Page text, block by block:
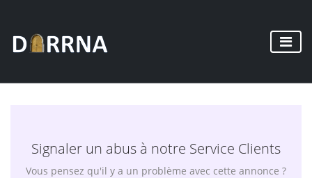
Signaler un abus à notre Service Clients
Vous pensez qu'il y a un problème avec cette annonce ?